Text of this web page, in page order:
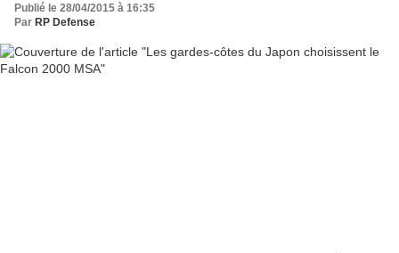
Publié le 28/04/2015 à 16:35
Par RP Defense